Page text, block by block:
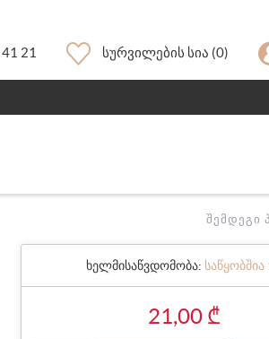
21 Სურვილების Სია (0)
ᲨᲔᲛᲓᲔᲒᲘ
ხელმისაწვდომობა: საწყობშია
21,00 ₾